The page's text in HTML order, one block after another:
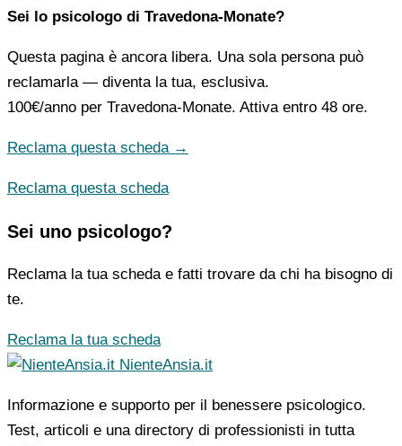
Sei lo psicologo di Travedona-Monate?
Questa pagina è ancora libera. Una sola persona può
reclamarla — diventa la tua, esclusiva.
100€/anno per Travedona-Monate. Attiva entro 48 ore.
Reclama questa scheda →
Reclama questa scheda
Sei uno psicologo?
Reclama la tua scheda e fatti trovare da chi ha bisogno di
te.
Reclama la tua scheda
NienteAnsia.it
Informazione e supporto per il benessere psicologico.
Test, articoli e una directory di professionisti in tutta